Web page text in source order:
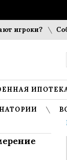
игроки?